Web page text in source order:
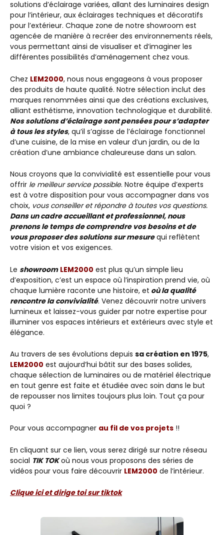
solutions d’éclairage variées, allant des luminaires design
pour l’intérieur, aux éclairages techniques et décoratifs
pour l’extérieur. Chaque zone de notre showroom est
agencée de manière à recréer des environnements réels,
vous permettant ainsi de visualiser et d’imaginer les
différentes possibilités d’aménagement chez vous.
Chez LEM2000, nous nous engageons à vous proposer
des produits de haute qualité. Notre sélection inclut des
marques renommées ainsi que des créations exclusives,
alliant esthétisme, innovation technologique et durabilité.
Nos solutions d’éclairage sont pensées pour s’adapter
à tous les styles, qu’il s’agisse de l’éclairage fonctionnel
d’une cuisine, de la mise en valeur d’un jardin, ou de la
création d’une ambiance chaleureuse dans un salon.
Nous croyons que la convivialité est essentielle pour vous
offrir le meilleur service possible. Notre équipe d’experts
est à votre disposition pour vous accompagner dans vos
choix, vous conseiller et répondre à toutes vos questions.
Dans un cadre accueillant et professionnel, nous
prenons le temps de comprendre vos besoins et de
vous proposer des solutions sur mesurequi reflètent
votre vision et vos exigences.
Le showroom LEM2000 est plus qu’un simple lieu
d’exposition, c’est un espace où l’inspiration prend vie, où
chaque lumière raconte une histoire, et où la qualité
rencontre la convivialité. Venez découvrir notre univers
lumineux et laissez-vous guider par notre expertise pour
illuminer vos espaces intérieurs et extérieurs avec style et
élégance.
Au travers de ses évolutions depuis sa création en 1975,
LEM2000 est aujourd’hui bâtit sur des bases solides,
chaque sélection de luminaires ou de matériel électrique
en tout genre est faite et étudiée avec soin dans le but
de repousser nos limites toujours plus loin. Tout ça pour
quoi ?
Pour vous accompagner au fil de vos projets !!
En cliquant sur ce lien, vous serez dirigé sur notre réseau
social TIK TOKoù nous vous proposons des séries de
vidéos pour vous faire découvrir LEM2000 de l’intérieur.
Clique ici et dirige toi sur tiktok